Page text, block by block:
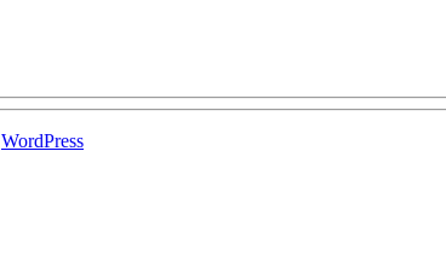
WordPress